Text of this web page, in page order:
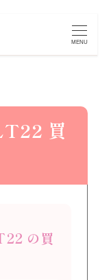
MENU
買
の買